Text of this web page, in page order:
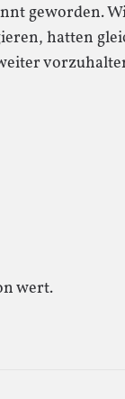
geworden.
hatten
wert.